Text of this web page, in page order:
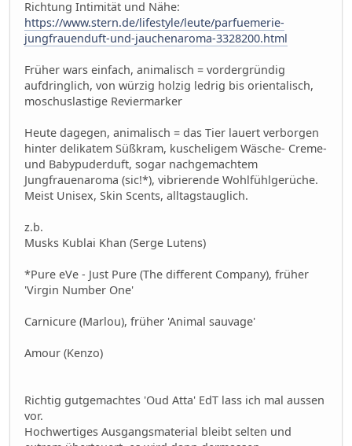
Richtung Intimität und Nähe:
https://www.stern.de/lifestyle/leute/parfuemerie-
jungfrauenduft-und-jauchenaroma-3328200.html
Früher wars einfach, animalisch = vordergründig
aufdringlich, von würzig holzig ledrig bis orientalisch,
moschuslastige Reviermarker
Heute dagegen, animalisch = das Tier lauert verborgen
hinter delikatem Süßkram, kuscheligem Wäsche- Creme-
und Babypuderduft, sogar nachgemachtem
Jungfrauenaroma (sic!*), vibrierende Wohlfühlgerüche.
Meist Unisex, Skin Scents, alltagstauglich.
z.b.
Musks Kublai Khan (Serge Lutens)
*Pure eVe - Just Pure (The different Company), früher
'Virgin Number One'
Carnicure (Marlou), früher 'Animal sauvage'
Amour (Kenzo)
Richtig gutgemachtes 'Oud Atta' EdT lass ich mal aussen
vor.
Hochwertiges Ausgangsmaterial bleibt selten und